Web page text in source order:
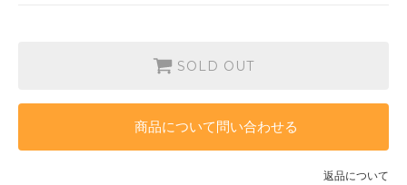
SOLD OUT
商品について問い合わせる
返品について